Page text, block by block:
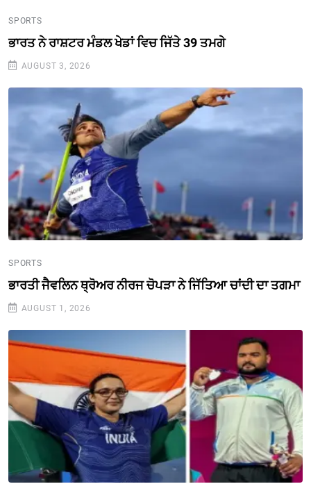
SPORTS
ਭਾਰਤ ਨੇ ਰਾਸ਼ਟਰ ਮੰਡਲ ਖੇਡਾਂ ਵਿਚ ਜਿੱਤੇ 39 ਤਮਗੇ
AUGUST 3, 2026
SPORTS
ਭਾਰਤੀ ਜੈਵਲਿਨ ਥ੍ਰੋਅਰ ਨੀਰਜ ਚੋਪੜਾ ਨੇ ਜਿੱਤਿਆ ਚਾਂਦੀ ਦਾ ਤਗਮਾ
AUGUST 1, 2026